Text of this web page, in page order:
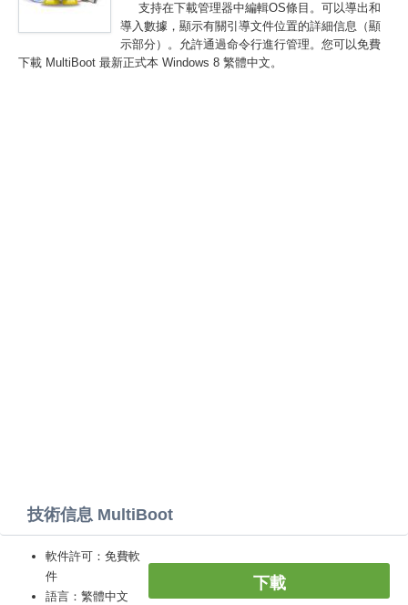
支持在下載管理器中編輯OS條目。可以導出和
導入數據，顯示有關引導文件位置的詳細信息（顯
示部分）。允許通過命令行進行管理。您可以免費
下載 MultiBoot 最新正式本 Windows 8 繁體中文。
技術信息 MultiBoot
下載
軟件許可：免費軟
件
語言：繁體中文